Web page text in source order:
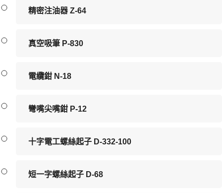
精密注油器 Z-64
真空吸筆 P-830
電纜鉗 N-18
彎嘴尖嘴鉗 P-12
十字電工螺絲起子 D-332-100
短一字螺絲起子 D-68